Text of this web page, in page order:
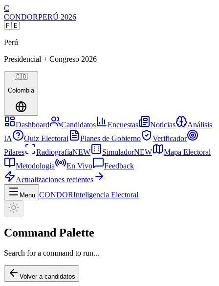
C
CONDORPERÚ 2026
🇵🇪
Perú
Presidencial + Congreso 2026
🇨🇴
Colombia
Dashboard Candidatos Encuestas Noticias
Análisis
IA
Quiz Electoral Planes de Gobierno
Verificador
Pilares
RadiografíaNEW SimuladorNEW
Mapa Electoral
Metodología
En Vivo
Feedback
Actualizaciones recientes
Menu CONDORInteligencia Electoral
Command Palette
Search for a command to run...
Volver a candidatos